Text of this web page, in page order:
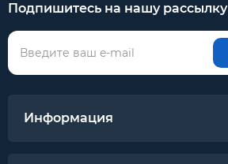
Подпишитесь на нашу рассылку
Информация